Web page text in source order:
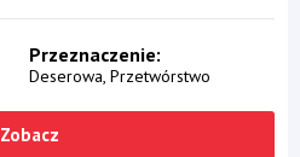
Przeznaczenie
Deserowa Przetwórstwo
Zobacz